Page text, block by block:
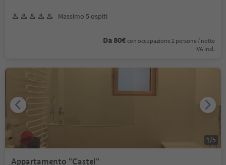
Massimo 5 ospiti
Da 80€ con occupazione 2 persone / notte
IVA incl.
Appartamento "Castel"
1 /5